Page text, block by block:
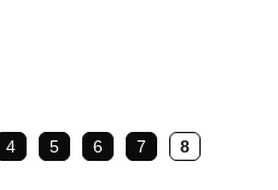
4 5 6 7 8